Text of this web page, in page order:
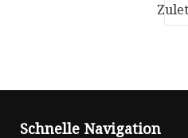
Schnelle Navigation